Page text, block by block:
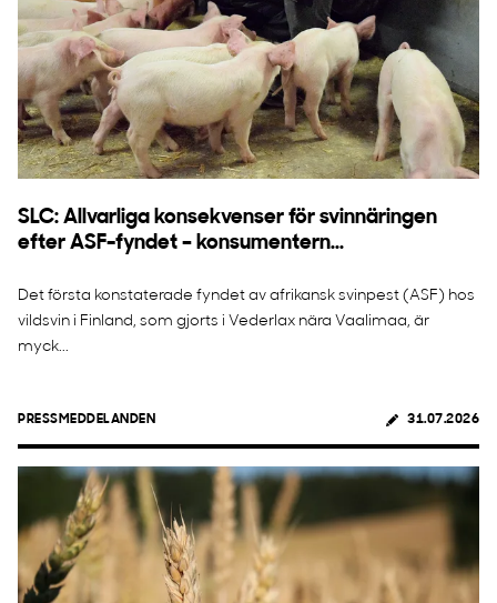
SLC: Allvarliga konsekvenser för svinnäringen
efter ASF-fyndet – konsumentern...
Det första konstaterade fyndet av afrikansk svinpest (ASF) hos
vildsvin i Finland, som gjorts i Vederlax nära Vaalimaa, är
myck...
PRESSMEDDELANDEN 31.07.2026